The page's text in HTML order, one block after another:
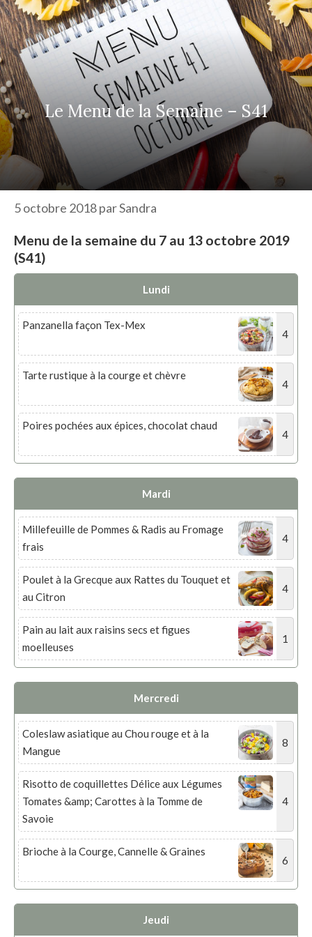
r
c
h
e
r
Le Menu de la Semaine – S41
5 octobre 2018parSandra
Menu de la semaine du 7 au 13 octobre 2019
(S41)
Lundi
Panzanella façon Tex-Mex
4
Tarte rustique à la courge et chèvre
4
Poires pochées aux épices, chocolat chaud
4
Mardi
Millefeuille de Pommes & Radis au Fromage
frais
4
Poulet à la Grecque aux Rattes du Touquet et
au Citron
4
Pain au lait aux raisins secs et figues
moelleuses
1
Mercredi
Coleslaw asiatique au Chou rouge et à la
Mangue
8
Risotto de coquillettes Délice aux Légumes
Tomates &amp; Carottes à la Tomme de
Savoie
4
Brioche à la Courge, Cannelle & Graines
6
Jeudi